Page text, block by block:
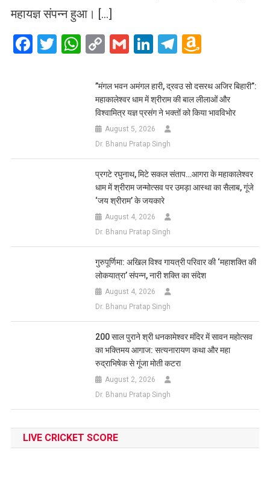
महायज्ञ संपन्न हुआ। […]
Facebook
Twitter
WhatsApp
CopyGmailLinkedIn
Telegram
List
​”मंगल भवन अमंगल हारी, द्रवउ सो दसरथ अजिर बिहारी”:
महाकालेश्वर धाम में श्रीराम की बाल लीलाओं और
विश्वामित्र यज्ञ प्रसंग ने भक्तों को किया भावविभोर
August 5, 2026
Dr. Bhanu Pratap Singh
प्रगटे रघुनाथ, मिटे सकल संताप…आगरा के महाकालेश्वर
धाम में श्रीराम जन्मोत्सव पर उमड़ा आस्था का सैलाब, गूंजे
‘जय श्रीराम’ के जयकारे
August 4, 2026
Dr. Bhanu Pratap Singh
गुरुपूर्णिमा: अखिल विश्व गायत्री परिवार की ‘महाशक्ति की
लोकयात्रा’ संपन्न, नारी शक्ति का संदेश
August 4, 2026
Dr. Bhanu Pratap Singh
200 साल पुराने श्री धनकामेश्वर मंदिर में सावन महोत्सव
का भक्तिमय आगाज: सत्यनारायण कथा और महा
रुद्राभिषेक से गूंजा मोती कटरा
August 2, 2026
Dr. Bhanu Pratap Singh
LIVE CRICKET SCORE